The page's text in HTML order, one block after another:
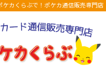
ケカくらぶで！ポケカ通信販売専門店